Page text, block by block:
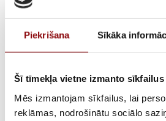
Piekrišana Sīkāka
Šī tīmekļa vietne izmanto sīkfailus
Mēs izmantojam sīkfailus, lai
reklāmas, nodrošinātu sociālo